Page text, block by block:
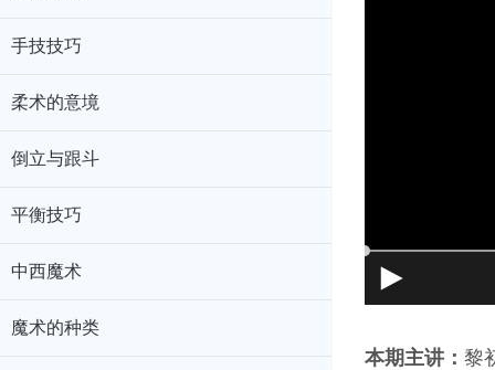
手技技巧
柔术的意境
倒立与跟斗
平衡技巧
中西魔术
魔术的种类
本期主讲： 黎